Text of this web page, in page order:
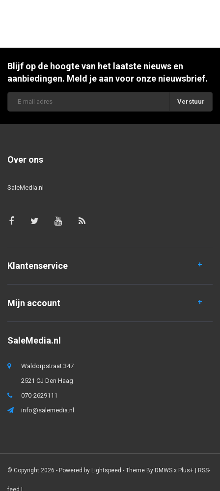
Blijf op de hoogte van het laatste nieuws en
aanbiedingen. Meld je aan voor onze nieuwsbrief.
Verstuur
Over ons
SaleMedia.nl
Klantenservice
Mijn account
SaleMedia.nl
Waldorpstraat 347
2521 CJ Den Haag
070-2629111
info@salemedia.nl
© Copyright 2026 - Powered by Lightspeed - Theme By DMWS x Plus+ | RSS-
feed |